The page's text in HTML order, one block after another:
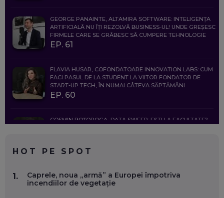
GEORGE PANAINTE, ALTAMIRA SOFTWARE: INTELIGENȚA
ARTIFICIALĂ NU ÎȚI REZOLVĂ BUSINESS-UL! UNDE GREȘESC
FIRMELE CARE SE GRĂBESC SĂ CUMPERE TEHNOLOGIE
EP. 61
FLAVIA HUSAR, COFONDATOARE INNOVATION LABS: CUM
FACI PASUL DE LA STUDENT LA VIITOR FONDATOR DE
START-UP TECH, ÎN NUMAI CÂTEVA SĂPTĂMÂNI
EP. 60
COSMIN BOȚOROGA, DATA SWEEP: EȘTI LA FACULTATE?
FOLOSEȘTI TEHNOLOGIA CA SĂ FII MAI BUN LA JOB. ȘI CUM
SE VA SCHIMBA MUNCA, ÎN URMĂTORII ANI
HOT PE SPOT
1.
Caprele, noua „armă” a Europei împotriva
incendiilor de vegetație